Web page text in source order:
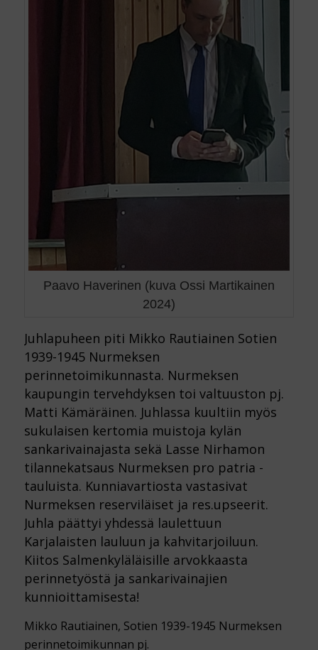
Paavo Haverinen (kuva Ossi Martikainen
2024)
Juhlapuheen piti Mikko Rautiainen Sotien
1939-1945 Nurmeksen
perinnetoimikunnasta. Nurmeksen
kaupungin tervehdyksen toi valtuuston pj.
Matti Kämäräinen. Juhlassa kuultiin myös
sukulaisen kertomia muistoja kylän
sankarivainajasta sekä Lasse Nirhamon
tilannekatsaus Nurmeksen pro patria -
tauluista. Kunniavartiosta vastasivat
Nurmeksen reserviläiset ja res.upseerit.
Juhla päättyi yhdessä laulettuun
Karjalaisten lauluun ja kahvitarjoiluun.
Kiitos Salmenkyläläisille arvokkaasta
perinnetyöstä ja sankarivainajien
kunnioittamisesta!
Mikko Rautiainen, Sotien 1939-1945 Nurmeksen
perinnetoimikunnan pj.